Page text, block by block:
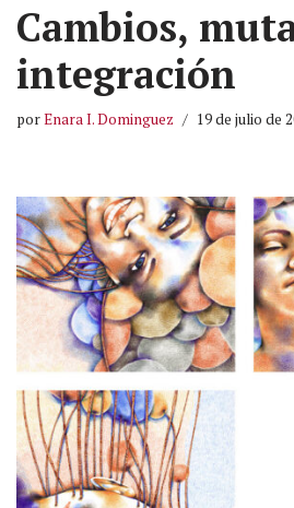
Cambios,
integración
porEnara I. Dominguez 19 de julio de